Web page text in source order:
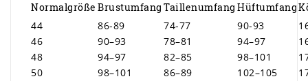
Normalgröße Brustumfang Taillenumfang Hüftumfang
44
86-89 74-77 90-93
46
90–93 78–81 94–97
48
94–97 82–85 98–101
50
98–101 86–89 102–105